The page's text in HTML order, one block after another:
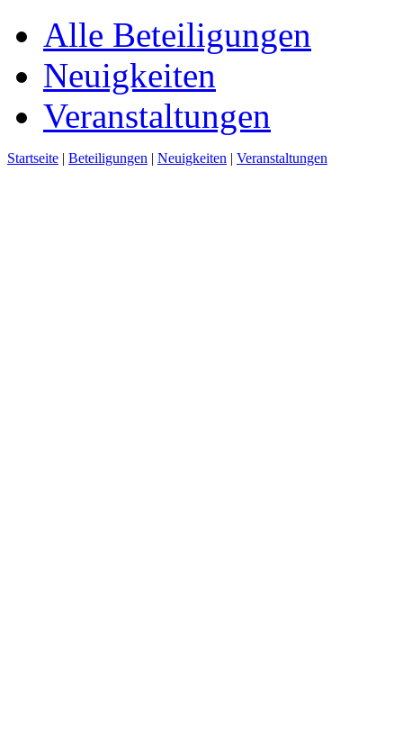
Alle Beteiligungen
Neuigkeiten
Veranstaltungen
Startseite | Beteiligungen | Neuigkeiten | Veranstaltungen